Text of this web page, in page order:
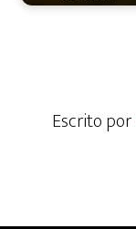
Escrito por